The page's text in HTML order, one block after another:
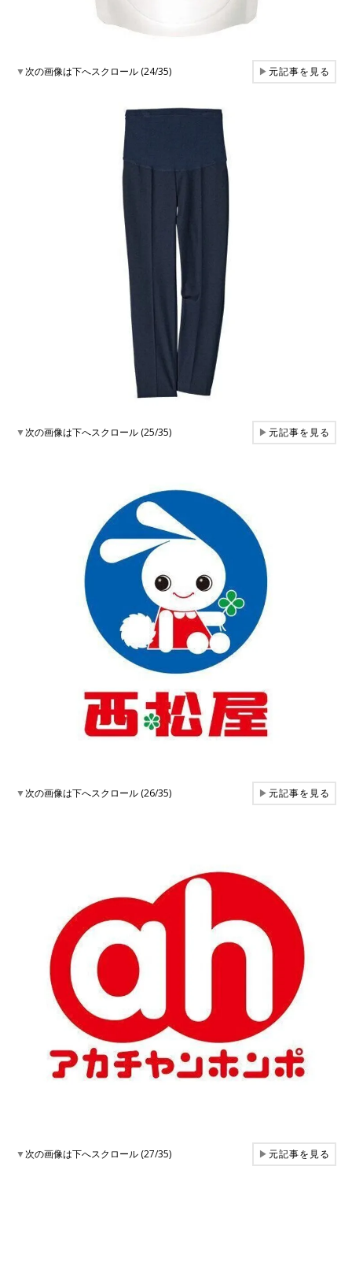
▼次の画像は下へスクロール (24/35) ▶元記事を見る
▼次の画像は下へスクロール (25/35) ▶元記事を見る
▼次の画像は下へスクロール (26/35) ▶元記事を見る
▼次の画像は下へスクロール (27/35) ▶元記事を見る